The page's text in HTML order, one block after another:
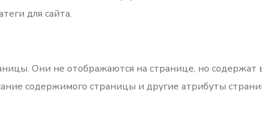
для сайта.
Они не отображаются на странице, но
содержимого страницы и другие атрибуты